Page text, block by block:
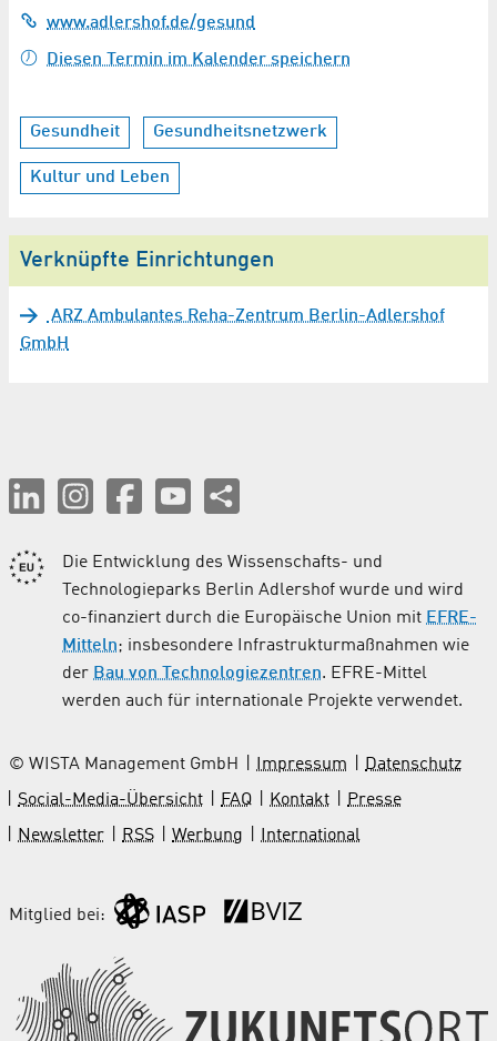
www.adlershof.de/gesund
Diesen Termin im Kalender speichern
Gesundheit Gesundheitsnetzwerk
Kultur und Leben
Verknüpfte Einrichtungen
ARZ Ambulantes Reha-Zentrum Berlin-Adlershof
GmbH
Die Entwicklung des Wissenschafts- und
Technologieparks Berlin Adlershof wurde und wird
co-finanziert durch die Europäische Union mit EFRE-
Mitteln; insbesondere Infrastrukturmaßnahmen wie
der Bau von Technologiezentren. EFRE-Mittel
werden auch für internationale Projekte verwendet.
© WISTA Management GmbH Impressum
Datenschutz
Social-Media-Übersicht
FAQ Kontakt
Presse
Newsletter
RSS Werbung International
Mitglied bei: